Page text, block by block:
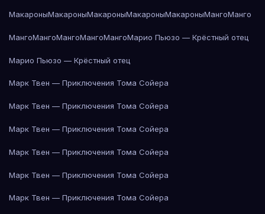
МакароныМакароныМакароныМакароныМакароныМангоМанго
МангоМангоМангоМангоМангоМарио Пьюзо — Крёстный отец
Марио Пьюзо — Крёстный отец
Марк Твен — Приключения Тома Сойера
Марк Твен — Приключения Тома Сойера
Марк Твен — Приключения Тома Сойера
Марк Твен — Приключения Тома Сойера
Марк Твен — Приключения Тома Сойера
Марк Твен — Приключения Тома Сойера